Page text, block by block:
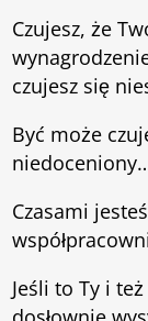
Czujesz, że
czujesz się
Być może
Czasami
Jeśli to Ty i